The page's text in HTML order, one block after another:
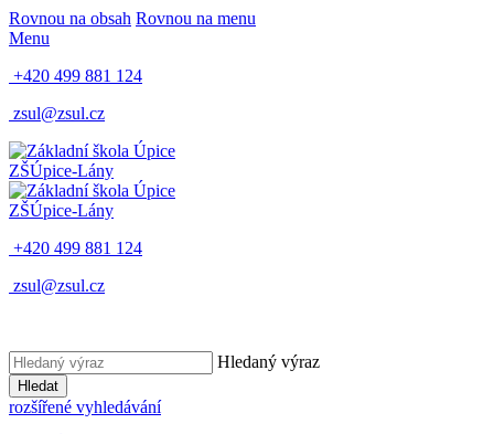
Rovnou na obsah Rovnou na menu
Menu
+420 499 881 124
zsul@zsul.cz
ZŠÚpice-Lány
ZŠÚpice-Lány
+420 499 881 124
zsul@zsul.cz
Hledaný výraz
Hledat
rozšířené vyhledávání